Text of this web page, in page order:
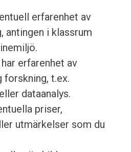
erfarenhet av
antingen i klassrum
erfarenhet av
forskning, t.ex.
dataanalys.
priser,
utmärkelser som du